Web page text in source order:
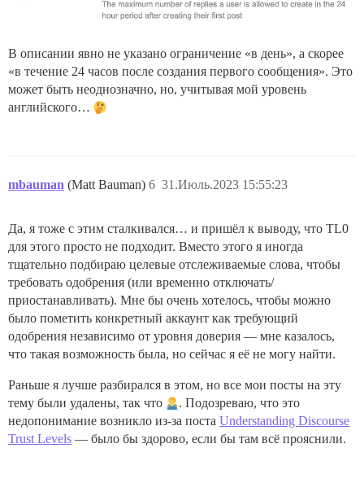
В описании явно не указано ограничение «в день», а скорее
«в течение 24 часов после создания первого сообщения». Это
может быть неоднозначно, но, учитывая мой уровень
английского…
mbauman (Matt Bauman) 31.Июль.2023 15:55:23
6
Да, я тоже с этим сталкивался… и пришёл к выводу, что TL0
для этого просто не подходит. Вместо этого я иногда
тщательно подбираю целевые отслеживаемые слова, чтобы
требовать одобрения (или временно отключать/
приостанавливать). Мне бы очень хотелось, чтобы можно
было пометить конкретный аккаунт как требующий
одобрения независимо от уровня доверия — мне казалось,
что такая возможность была, но сейчас я её не могу найти.
Раньше я лучше разбирался в этом, но все мои посты на эту
тему были удалены, так что
. Подозреваю, что это
недопонимание возникло из-за поста Understanding Discourse
Trust Levels — было бы здорово, если бы там всё прояснили.